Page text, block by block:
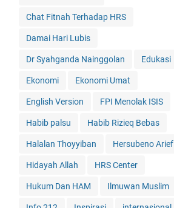
Chat Fitnah Terhadap HRS
Damai Hari Lubis
Dr Syahganda Nainggolan Edukasi
Ekonomi Ekonomi Umat
English Version FPI Menolak ISIS
Habib palsu Habib Rizieq Bebas
Halalan Thoyyiban Hersubeno Arief
Hidayah Allah HRS Center
Hukum Dan HAM Ilmuwan Muslim